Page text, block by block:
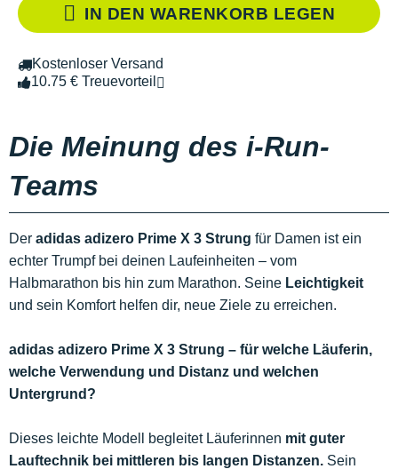
IN DEN WARENKORB LEGEN
Kostenloser Versand
10.75 € Treuevorteil
Die Meinung des i-Run-
Teams
Der adidas adizero Prime X 3 Strung für Damen ist ein
echter Trumpf bei deinen Laufeinheiten – vom
Halbmarathon bis hin zum Marathon. Seine Leichtigkeit
und sein Komfort helfen dir, neue Ziele zu erreichen.
adidas adizero Prime X 3 Strung – für welche Läuferin,
welche Verwendung und Distanz und welchen
Untergrund?
Dieses leichte Modell begleitet Läuferinnen mit guter
Lauftechnik bei mittleren bis langen Distanzen. Sein